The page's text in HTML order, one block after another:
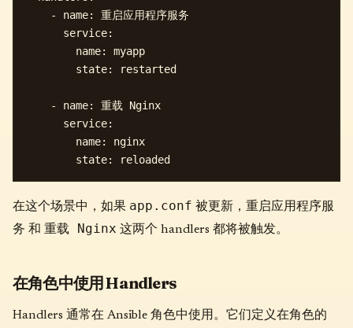
    - name: 重启应用程序服务
      service:
        name: myapp
        state: restarted
    - name: 重载 Nginx
      service:
        name: nginx
在这个场景中，如果 app.conf 被更新， 重启应用程序服
务 和 重载 Nginx 这两个 handlers 都将被触发。
在角色中使用 Handlers
Handlers 通常在 Ansible 角色中使用。它们定义在角色的